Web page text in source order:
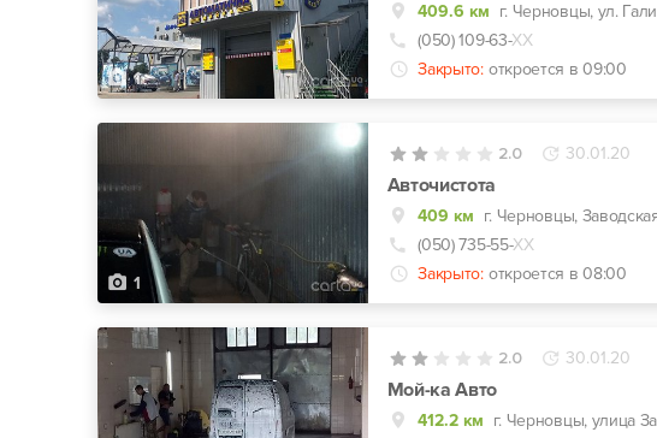
1
409.6 км г. Черновцы, ул.
(050) 109-63-ХХ
Закрыто: откроется в 09:00
1
2.0 30.01.20
Авточистота
409 км г. Черновцы,
(050) 735-55-ХХ
Закрыто: откроется в 08:00
2.0 30.01.20
Мой-ка Авто
412.2 км г. Черновцы, улица